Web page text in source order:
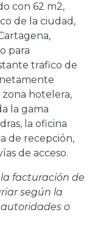
con 62 m2,
de la ciudad,
para
trafico de
zona hotelera,
la gama
la oficina
de recepción,
de acceso.
facturación de
según la
o